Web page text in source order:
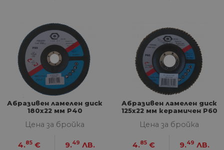
Абразивен ламелен диск
180х22 мм P40
Цена за бройка
4.85 € 9.49 ЛВ.
Абразивен ламелен диск
125х22 мм керамичен P60
Цена за бройка
4.85 € 9.49 ЛВ.